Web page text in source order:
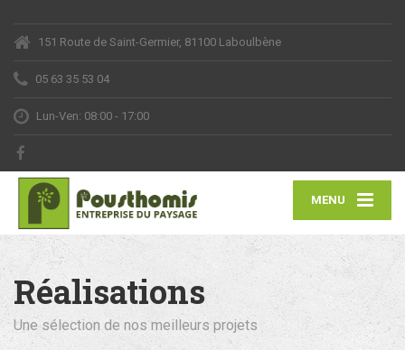
151 Route de Saint-Germier, 81100 Laboulbène
05 63 35 53 04
Lun-Ven: 08:00 - 17:00
MENU
Réalisations
Une sélection de nos meilleurs projets